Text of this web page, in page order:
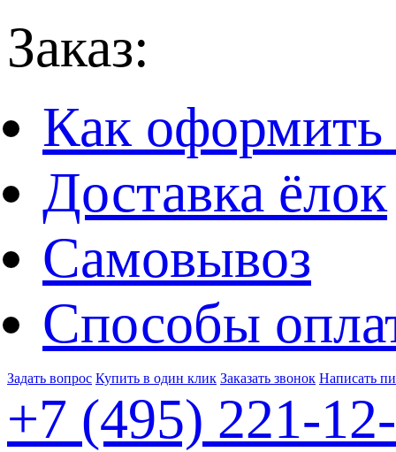
Заказ:
Как оформить
Доставка ёлок
Самовывоз
Способы
Задать вопрос Купить в один клик Заказать звонок Написать
+7 (495) 221-